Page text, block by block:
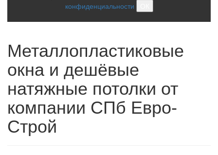
конфиденциальности
Металлопластиковые
окна и дешёвые
натяжные потолки от
компании СПб Евро-
Строй